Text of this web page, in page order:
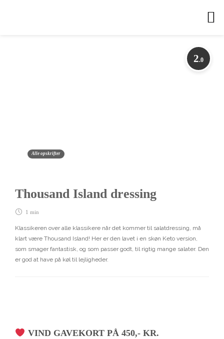
2.0
Alle opskrifter
Thousand Island dressing
1 min
Klassikeren over alle klassikere når det kommer til salatdressing, må
klart være Thousand Island! Her er den lavet i en skøn Keto version,
som smager fantastisk, og som passer godt, til rigtig mange salater. Den
er god at have på køl til lejligheder.
VIND GAVEKORT PÅ 450,- KR.